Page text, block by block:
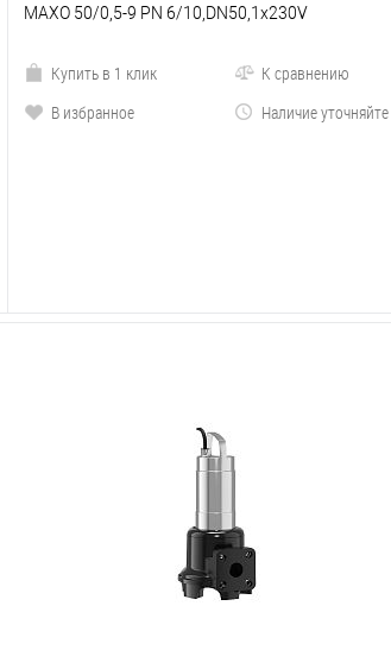
MAXO 50/0,5-9 PN 6/10,DN50,1x230V
Купить в 1 клик
К сравнению
В избранное
Наличие уточняйте